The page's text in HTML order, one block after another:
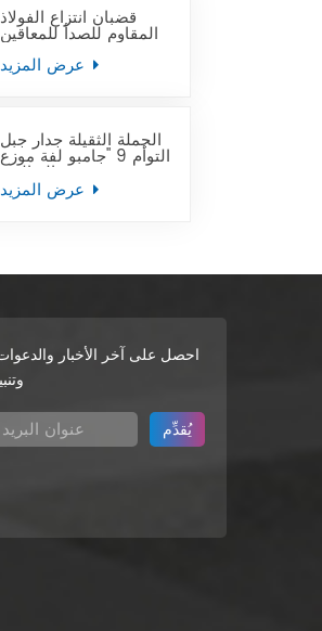
قضبان انتزاع الفولاذ
المقاوم للصدأ للمعاقين
الجملة الثقيلة جدار جبل
التوأم 9 "جامبو لفة موزع
ورق التواليت